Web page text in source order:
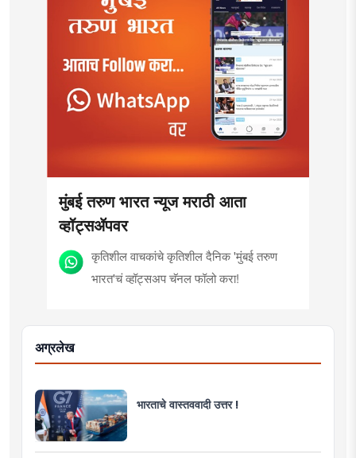
मुंबई तरुण भारत न्यूज मराठी आता
व्हॉट्सॲपवर
कृतिशील वाचकांचे कृतिशील दैनिक 'मुंबई तरुण
भारत'चं व्हॉट्सअप चॅनल फॉलो करा!
अग्रलेख
भारताचे वास्तववादी उत्तर !